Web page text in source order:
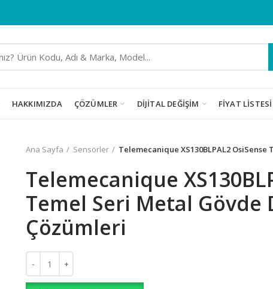
HAKKIMIZDA ÇÖZÜMLER DIJITAL DEĞIŞIM FIYAT LISTESI
Ana Sayfa Sensörler Telemecanique XS130BLPAL2
Telemecanique
Temel Seri Metal Gövde
Çözümleri
Telemecanique XS130BLPAL2 OsiSense Temel Seri Metal